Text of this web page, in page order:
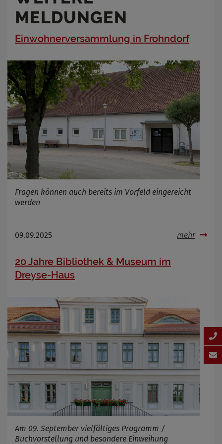
MELDUNGEN
Einwohnerversammlung in Frohndorf
Fragen können auch bereits im Vorfeld eingereicht
werden
09.09.2025 mehr
20 Jahre Bibliothek & Museum im
Dreyse-Haus
Am 09. September vielfältiges Programm /
Buchvorstellung und besondere Einweihung